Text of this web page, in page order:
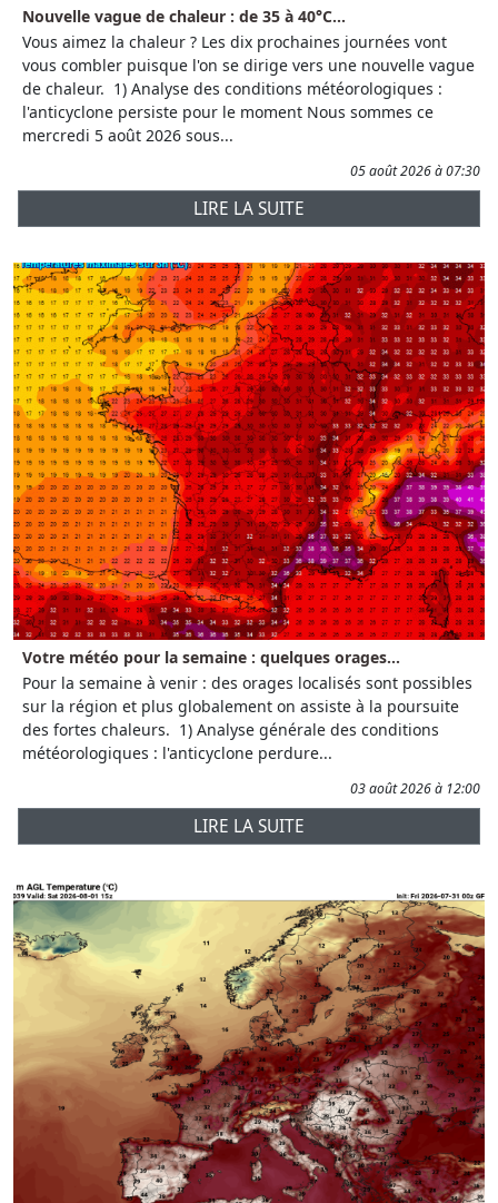
Nouvelle vague de chaleur : de 35 à 40°C...
Vous aimez la chaleur ? Les dix prochaines journées vont
vous combler puisque l'on se dirige vers une nouvelle vague
de chaleur. 1) Analyse des conditions météorologiques :
l'anticyclone persiste pour le moment Nous sommes ce
mercredi 5 août 2026 sous...
05 août 2026 à 07:30
LIRE LA SUITE
Votre météo pour la semaine : quelques orages...
Pour la semaine à venir : des orages localisés sont possibles
sur la région et plus globalement on assiste à la poursuite
des fortes chaleurs. 1) Analyse générale des conditions
météorologiques : l'anticyclone perdure...
03 août 2026 à 12:00
LIRE LA SUITE